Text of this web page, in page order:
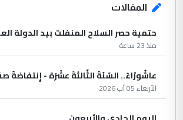
المقالات
حتمية حصر السلاح المنفلت بيد الدولة
منذ 23 ساعة
عاشُورْاءُ.. السّنَةُ الثّالثةَ عشَرَة - إِنتفاضةُ
الأربعاء 05 آب 2026